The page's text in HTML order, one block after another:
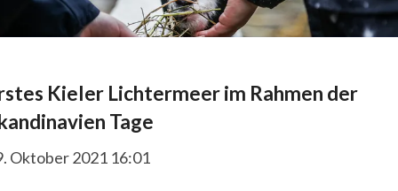
Kieler Lichtermeer im Rahmen der
Tage
Oktober 2021 16:01